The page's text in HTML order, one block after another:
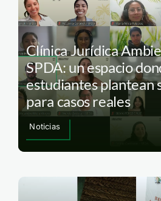
Clínica Jurídica
SPDA: un espacio
estudiantes plantean
para casos reales
Noticias